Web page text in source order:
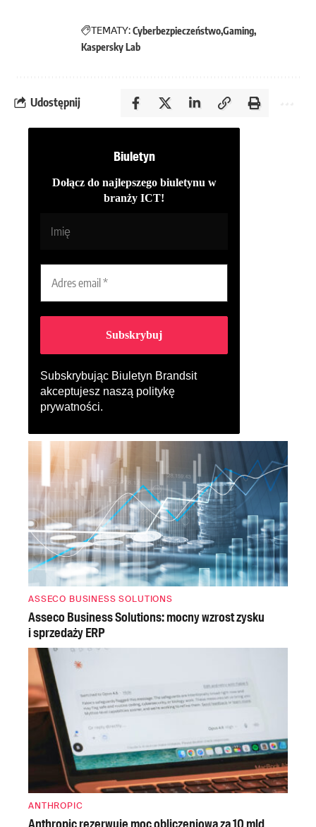
TEMATY:CyberbezpieczeństwoGaming
Kaspersky Lab
Udostępnij
Biuletyn
Dołącz do najlepszego biuletynu w
branży ICT!
Subskrybując Biuletyn Brandsit
akceptujesz naszą politykę
prywatności.
ASSECO BUSINESS SOLUTIONS
Asseco Business Solutions: mocny wzrost zysku
i sprzedaży ERP
ANTHROPIC